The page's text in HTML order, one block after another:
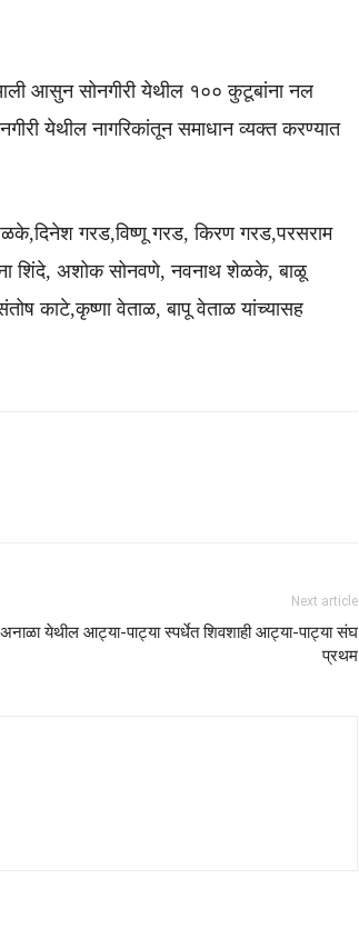
आसुन सोनगीरी येथील १०० कुटूबांना नल
येथील नागरिकांतून समाधान व्यक्त करण्यात
गरड,विष्णू गरड, किरण गरड,परसराम
शिंदे, अशोक सोनवणे, नवनाथ शेळके, बाळू
काटे,कृष्णा वेताळ, बापू वेताळ यांच्यासह
Next article
अनाळा येथील आट्या-पाट्या स्पर्धेत शिवशाही आट्या-पाट्या संघ
प्रथम